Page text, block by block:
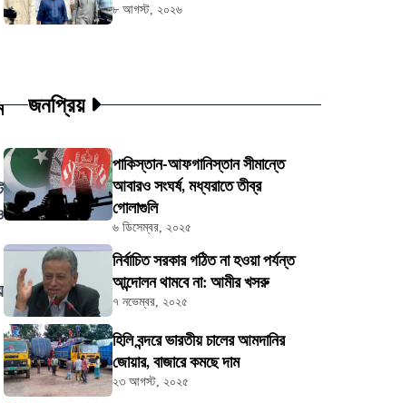
৮ আগস্ট, ২০২৬
জনপ্রিয়
পাকিস্তান-আফগানিস্তান সীমান্তে
আবারও সংঘর্ষ, মধ্যরাতে তীব্র
গোলাগুলি
৬ ডিসেম্বর, ২০২৫
নির্বাচিত সরকার গঠিত না হওয়া পর্যন্ত
আন্দোলন থামবে না: আমীর খসরু
৭ নভেম্বর, ২০২৫
হিলি বন্দরে ভারতীয় চালের আমদানির
জোয়ার, বাজারে কমছে দাম
২৩ আগস্ট, ২০২৫